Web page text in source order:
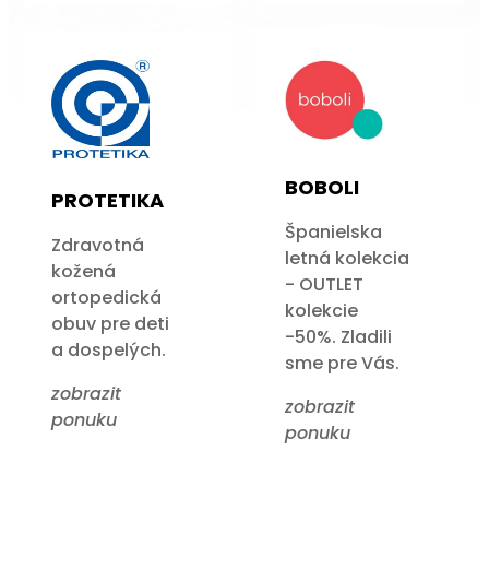
PROTETIKA
Zdravotná
kožená
ortopedická
obuv pre deti
a dospelých.
zobrazit
ponuku
BOBOLI
Španielska
letná kolekcia
- OUTLET
kolekcie
-50%. Zladili
sme pre Vás.
zobrazit
ponuku